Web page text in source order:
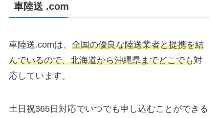
車陸送 .com
車陸送.comは、 全国の優良な陸送業者と提携を結
んでいるので、北海道から沖縄県までどこでも対
応しています。
土日祝365日対応でいつでも申し込むことができる